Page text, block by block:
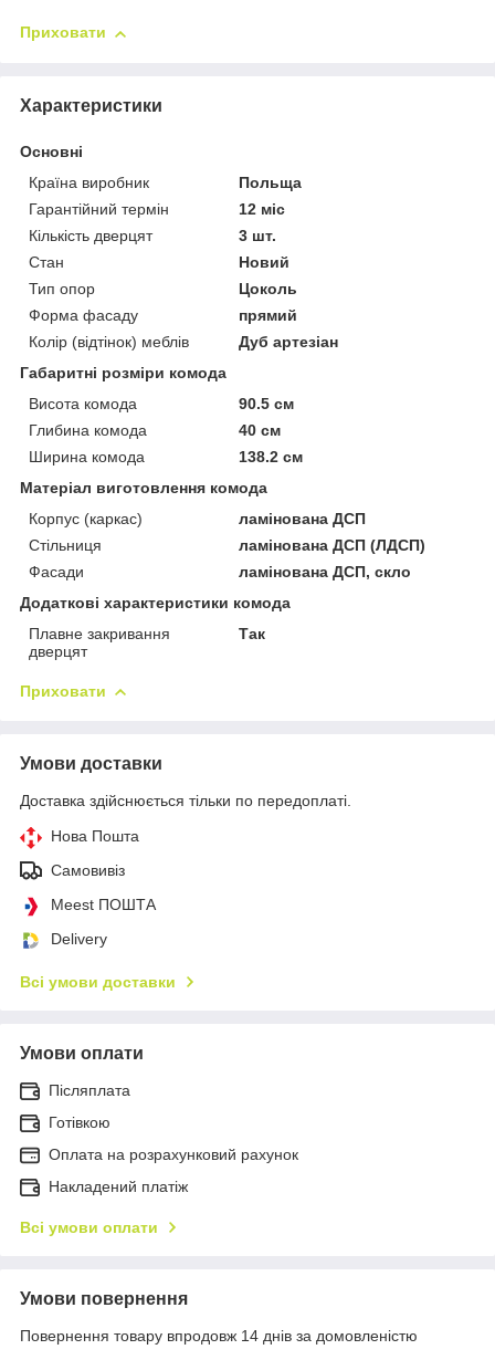
Приховати
Характеристики
Основні
Країна виробник
Польща
Гарантійний термін
12 міс
Кількість дверцят
3 шт.
Стан
Новий
Тип опор
Цоколь
Форма фасаду
прямий
Колір (відтінок) меблів
Дуб артезіан
Габаритні розміри комода
Висота комода
90.5 см
Глибина комода
40 см
Ширина комода
138.2 см
Матеріал виготовлення комода
Корпус (каркас)
ламінована ДСП
Стільниця
ламінована ДСП (ЛДСП)
Фасади
ламінована ДСП, скло
Додаткові характеристики комода
Плавне закривання
дверцят
Так
Приховати
Умови доставки
Доставка здійснюється тільки по передоплаті.
Нова Пошта
Самовивіз
Meest ПОШТА
Delivery
Всі умови доставки
Умови оплати
Післяплата
Готівкою
Оплата на розрахунковий рахунок
Накладений платіж
Всі умови оплати
Умови повернення
Повернення товару впродовж 14 днів за домовленістю